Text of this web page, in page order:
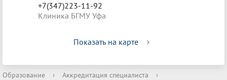
+7(347)223-11-92
Клиника БГМУ Уфа
Показать на карте
Образование › Аккредитация специалиста
›